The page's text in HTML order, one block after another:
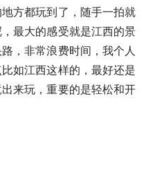
方都玩到了，随手一拍就
最大的感受就是江西的景
，非常浪费时间，我个人
如江西这样的，最好还是
来玩，重要的是轻松和开